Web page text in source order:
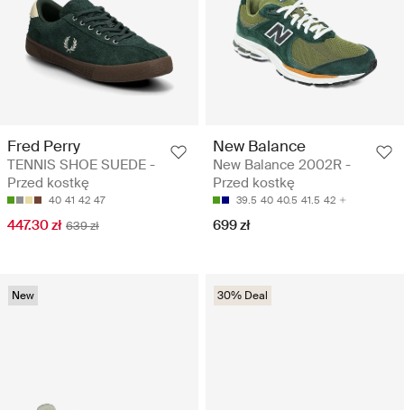
Fred Perry
TENNIS SHOE SUEDE -
Przed kostkę
40 41 42 47
447.30 zł 639 zł
New Balance
New Balance 2002R -
Przed kostkę
39.5 40 40.5 41.5 42
699 zł
New 30% Deal